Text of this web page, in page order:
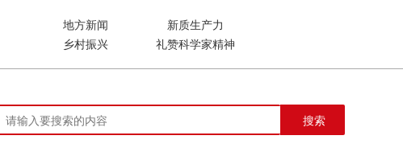
地方新闻
新质生产力
乡村振兴 礼赞科学家精神
搜索